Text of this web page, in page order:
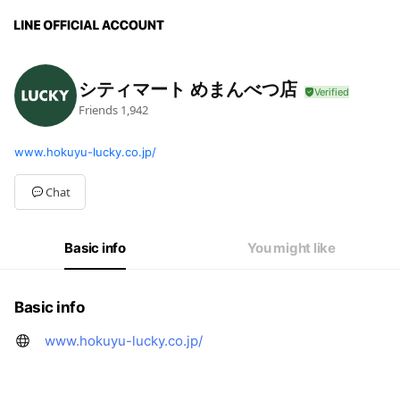
シティマート めまんべつ店
Friends 1,942
www.hokuyu-lucky.co.jp/
Chat
Basic info You might like
Basic info
www.hokuyu-lucky.co.jp/